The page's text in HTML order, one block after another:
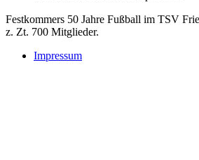
Festkommers 50 Jahre Fußball im TSV
z. Zt. 700 Mitglieder.
Impressum